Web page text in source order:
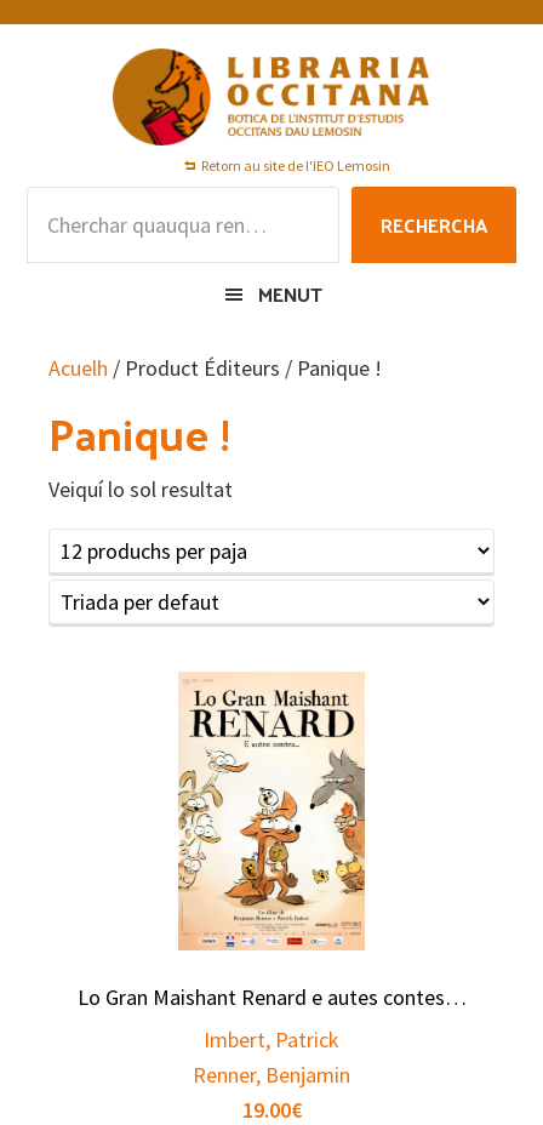
Skip
Skip
Skip
Retorn au site de l'IEO Lemosin
RECHERCHA
MENUT
Acuelh / Product Éditeurs / Panique !
Panique !
Veiquí lo sol resultat
Lo Gran Maishant Renard e autes contes…
Imbert, Patrick
Renner, Benjamin
19.00€